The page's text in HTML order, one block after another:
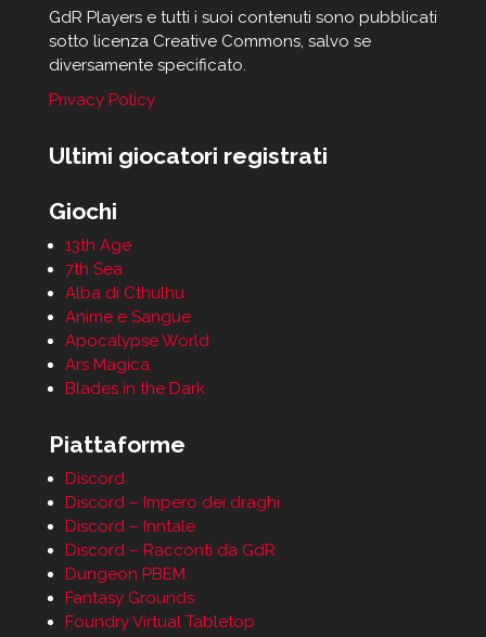
GdR Players e tutti i suoi contenuti sono pubblicati
sotto licenza Creative Commons, salvo se
diversamente specificato.
Privacy Policy
Ultimi giocatori registrati
Giochi
13th Age
7th Sea
Alba di Cthulhu
Anime e Sangue
Apocalypse World
Ars Magica
Blades in the Dark
Piattaforme
Discord
Discord – Impero dei draghi
Discord – Inntale
Discord – Racconti da GdR
Dungeon PBEM
Fantasy Grounds
Foundry Virtual Tabletop